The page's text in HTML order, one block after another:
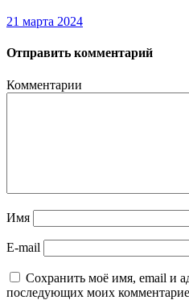
21 марта 2024
Отправить комментарий
Комментарии
Имя
E-mail
Сохранить моё имя, email и
последующих моих